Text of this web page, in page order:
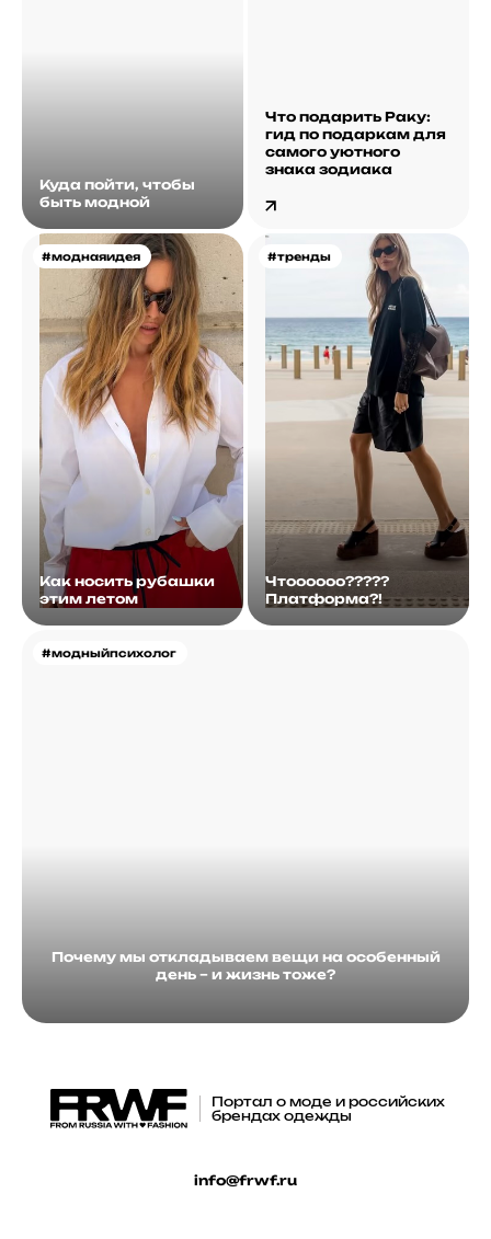
Куда пойти, чтобы
быть модной
Что подарить Раку:
гид по подаркам для
самого уютного
знака зодиака
#моднаяидея
Как носить рубашки
этим летом
#тренды
Чтоооооо?????
Платформа?!
#модныйпсихолог
Почему мы откладываем вещи на особенный
день – и жизнь тоже?
Портал о моде и российских
брендах одежды
info@frwf.ru